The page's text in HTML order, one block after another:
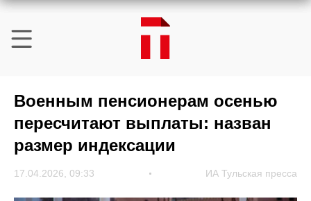
Военным пенсионерам осенью
пересчитают выплаты: назван
размер индексации
17.04.2026, 09:33 ИА Тульская пресса